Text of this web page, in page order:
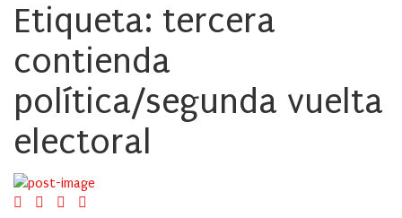
Etiqueta: tercera
contienda
política/segunda vuelta
electoral